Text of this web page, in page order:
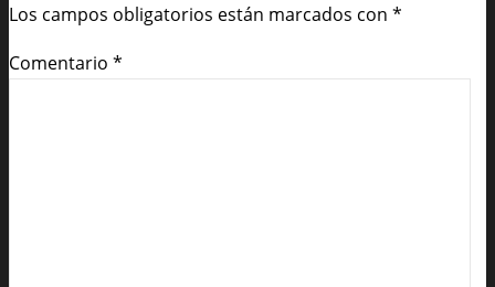
Los campos obligatorios están marcados con *
Comentario *